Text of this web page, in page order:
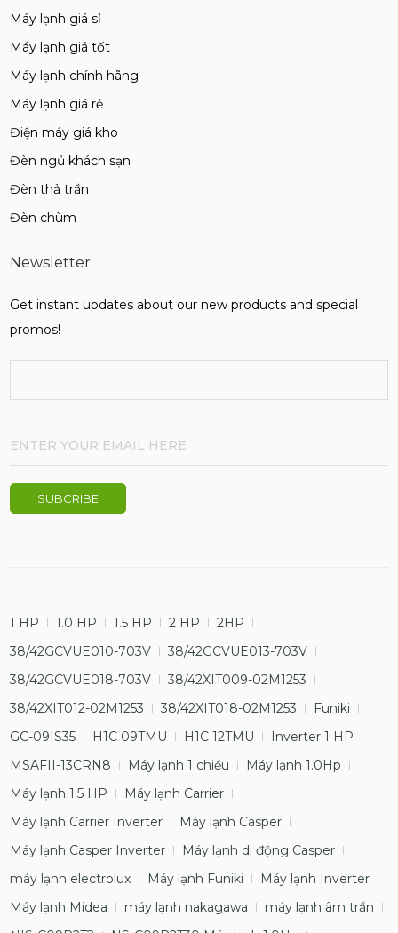
Máy lạnh giá sỉ
Máy lạnh giá tốt
Máy lạnh chính hãng
Máy lạnh giá rẻ
Điện máy giá kho
Đèn ngủ khách sạn
Đèn thả trần
Đèn chùm
Newsletter
Get instant updates about our new products and special
promos!
1 HP 1.0 HP 1.5 HP 2 HP
2HP
38/42GCVUE010-703V
38/42GCVUE013-703V
38/42GCVUE018-703V
38/42XIT009-02M1253
38/42XIT012-02M1253
38/42XIT018-02M1253
Funiki
GC-09IS35
H1C 09TMU H1C 12TMU
Inverter 1 HP
MSAFII-13CRN8
Máy lạnh 1 chiều
Máy lạnh 1.0Hp
Máy lạnh 1.5 HP
Máy lạnh Carrier
Máy lạnh Carrier Inverter
Máy lạnh Casper
Máy lạnh Casper Inverter
Máy lạnh di động Casper
máy lạnh electrolux
Máy lạnh Funiki
Máy lạnh Inverter
Máy lạnh Midea
máy lạnh nakagawa
máy lạnh âm trần